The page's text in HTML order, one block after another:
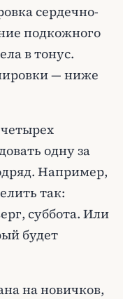
сердечно-
подкожного
в тонус.
— ниже
одну за
Например,
так:
суббота. Или
будет
на новичков,